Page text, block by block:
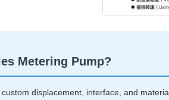
Metering Pump?
displacement, interface, and